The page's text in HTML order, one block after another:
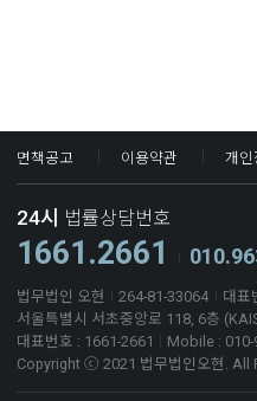
면책공고 이용약관 개인
24시 법률상담번호
1661.2661
법무법인 오현 264-81-33064 대표
서울특별시 서초중앙로 118, 6층
대표번호 : 1661-2661
Mobile :
Copyright ⓒ 2021 법무법인오현. All